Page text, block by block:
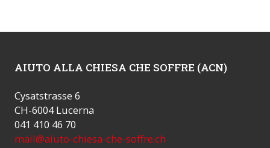
AIUTO ALLA CHIESA CHE SOFFRE (ACN)
Cysatstrasse 6
CH-6004 Lucerna
041 410 46 70
mail@aiuto-chiesa-che-soffre.ch